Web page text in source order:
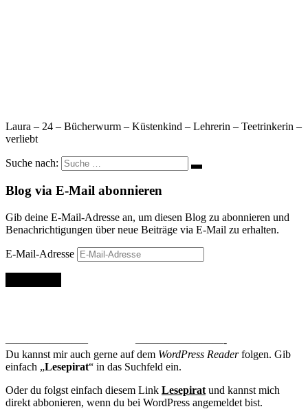
Laura – 24 – Bücherwurm – Küstenkind – Lehrerin – Teetrinkerin –
verliebt
Suche nach:
Blog via E-Mail abonnieren
Gib deine E-Mail-Adresse an, um diesen Blog zu abonnieren und
Benachrichtigungen über neue Beiträge via E-Mail zu erhalten.
E-Mail-Adresse
———————–
————————-
Du kannst mir auch gerne auf dem WordPress Readerfolgen. Gib
einfach „Lesepirat“ in das Suchfeld ein.
Oder du folgst einfach diesem Link Lesepirat und kannst mich
direkt abbonieren, wenn du bei WordPress angemeldet bist.